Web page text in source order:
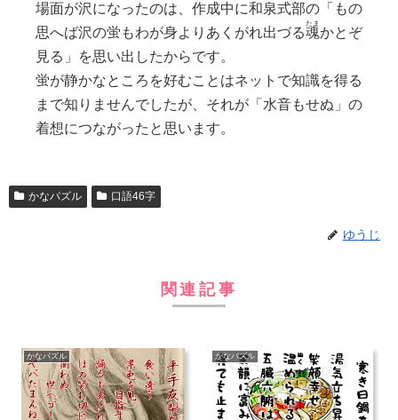
場面が沢になったのは、作成中に和泉式部の「もの
思へば沢の蛍もわが身よりあくがれ出づる魂かとぞ
見る」を思い出したからです。
蛍が静かなところを好むことはネットで知識を得る
まで知りませんでしたが、それが「水音もせぬ」の
着想につながったと思います。
かなパズル 口語46字
ゆうじ
関連記事
かなパズル かなパズル